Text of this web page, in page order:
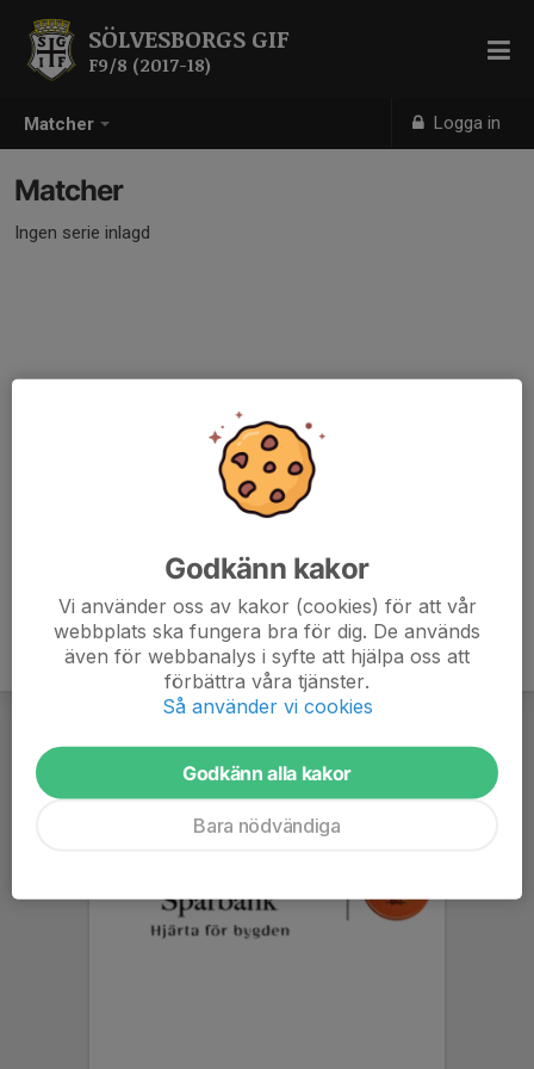
Matcher Logga in
SÖLVESBORGS GIF
F9/8 (2017-18)
Matcher
Ingen serie inlagd
Godkänn kakor
Vi använder oss av kakor (cookies) för att vår
webbplats ska fungera bra för dig. De används
även för webbanalys i syfte att hjälpa oss att
förbättra våra tjänster.
Så använder vi cookies
Godkänn alla kakor
Bara nödvändiga